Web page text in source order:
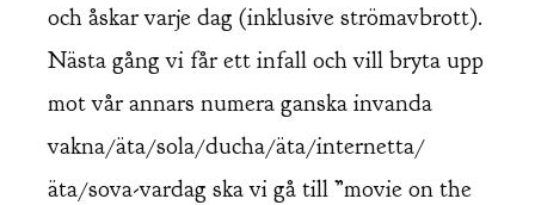
och åskar varje dag (inklusive strömavbrott).
Nästa gång vi får ett infall och vill bryta upp
mot vår annars numera ganska invanda
vakna/äta/sola/ducha/äta/internetta/
äta/sova-vardag ska vi gå till ”movie on the